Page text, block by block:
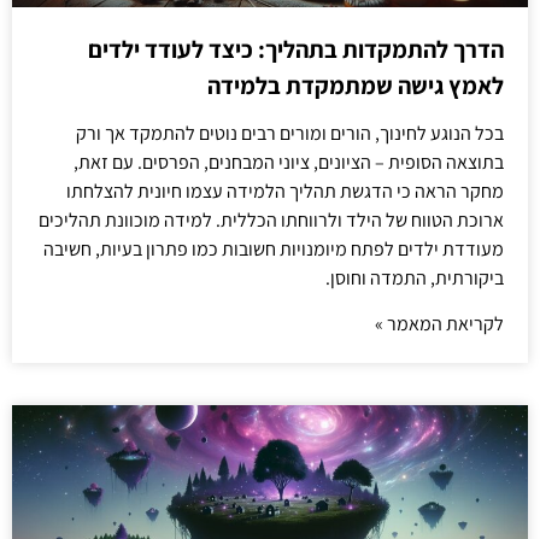
הדרך להתמקדות בתהליך: כיצד לעודד ילדים
לאמץ גישה שמתמקדת בלמידה
בכל הנוגע לחינוך, הורים ומורים רבים נוטים להתמקד אך ורק
בתוצאה הסופית – הציונים, ציוני המבחנים, הפרסים. עם זאת,
מחקר הראה כי הדגשת תהליך הלמידה עצמו חיונית להצלחתו
ארוכת הטווח של הילד ולרווחתו הכללית. למידה מוכוונת תהליכים
מעודדת ילדים לפתח מיומנויות חשובות כמו פתרון בעיות, חשיבה
ביקורתית, התמדה וחוסן.
לקריאת המאמר »